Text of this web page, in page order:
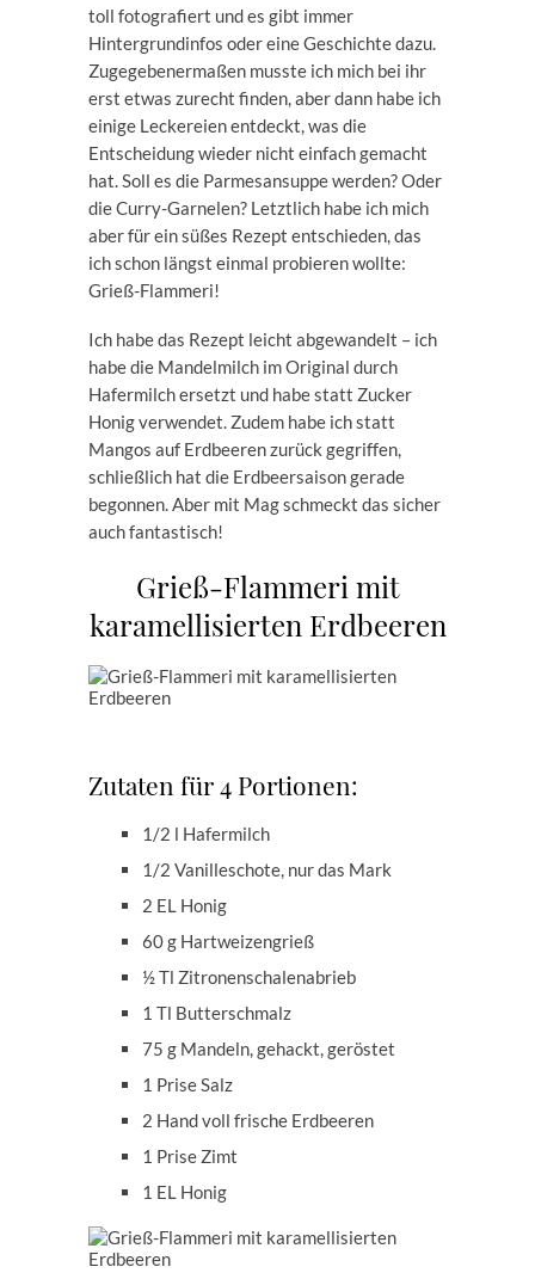
toll fotografiert und es gibt immer
Hintergrundinfos oder eine Geschichte dazu.
Zugegebenermaßen musste ich mich bei ihr
erst etwas zurecht finden, aber dann habe ich
einige Leckereien entdeckt, was die
Entscheidung wieder nicht einfach gemacht
hat. Soll es die Parmesansuppe werden? Oder
die Curry-Garnelen? Letztlich habe ich mich
aber für ein süßes Rezept entschieden, das
ich schon längst einmal probieren wollte:
Grieß-Flammeri!
Ich habe das Rezept leicht abgewandelt – ich
habe die Mandelmilch im Original durch
Hafermilch ersetzt und habe statt Zucker
Honig verwendet. Zudem habe ich statt
Mangos auf Erdbeeren zurück gegriffen,
schließlich hat die Erdbeersaison gerade
begonnen. Aber mit Mag schmeckt das sicher
auch fantastisch!
Grieß-Flammeri mit
karamellisierten Erdbeeren
Zutaten für 4 Portionen:
1/2 l Hafermilch
1/2 Vanilleschote, nur das Mark
2 EL Honig
60 g Hartweizengrieß
½ Tl Zitronenschalenabrieb
1 Tl Butterschmalz
75 g Mandeln, gehackt, geröstet
1 Prise Salz
2 Hand voll frische Erdbeeren
1 Prise Zimt
1 EL Honig